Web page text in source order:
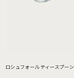
ロシュフォール ティースプーン